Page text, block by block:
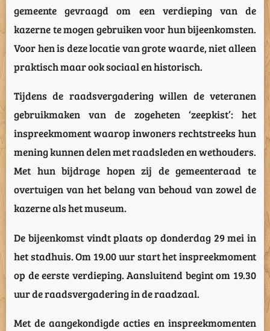
gemeente gevraagd om een verdieping van de
kazerne te mogen gebruiken voor hun bijeenkomsten.
Voor hen is deze locatie van grote waarde, niet alleen
praktisch maar ook sociaal en historisch.
Tijdens de raadsvergadering willen de veteranen
gebruikmaken van de zogeheten ‘zeepkist’: het
inspreekmoment waarop inwoners rechtstreeks hun
mening kunnen delen met raadsleden en wethouders.
Met hun bijdrage hopen zij de gemeenteraad te
overtuigen van het belang van behoud van zowel de
kazerne als het museum.
De bijeenkomst vindt plaats op donderdag 29 mei in
het stadhuis. Om 19.00 uur start het inspreekmoment
op de eerste verdieping. Aansluitend begint om 19.30
uur de raadsvergadering in de raadzaal.
Met de aangekondigde acties en inspreekmomenten